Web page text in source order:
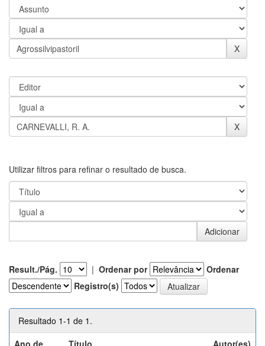
Utilizar filtros para refinar o resultado de busca.
Result./Pág. | Ordenar por
Ordenar
Registro(s)
Resultado 1-1 de 1.
Ano de
Título Autor(es)